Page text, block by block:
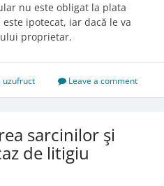
nu este obligat la plata
ipotecat, iar dacă le va
proprietar.
, uzufruct Leave a comment
sarcinilor şi
de litigiu